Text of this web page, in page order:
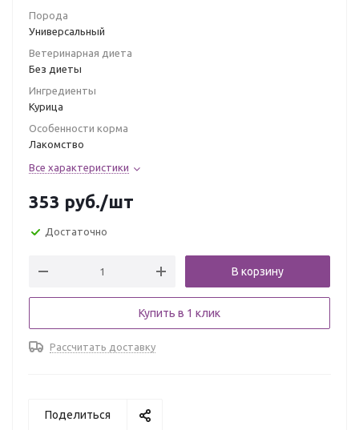
Порода
Универсальный
Ветеринарная диета
Без диеты
Ингредиенты
Курица
Особенности корма
Лакомство
Все характеристики
353 руб./шт
Достаточно
В корзину
Купить в 1 клик
Рассчитать доставку
Поделиться